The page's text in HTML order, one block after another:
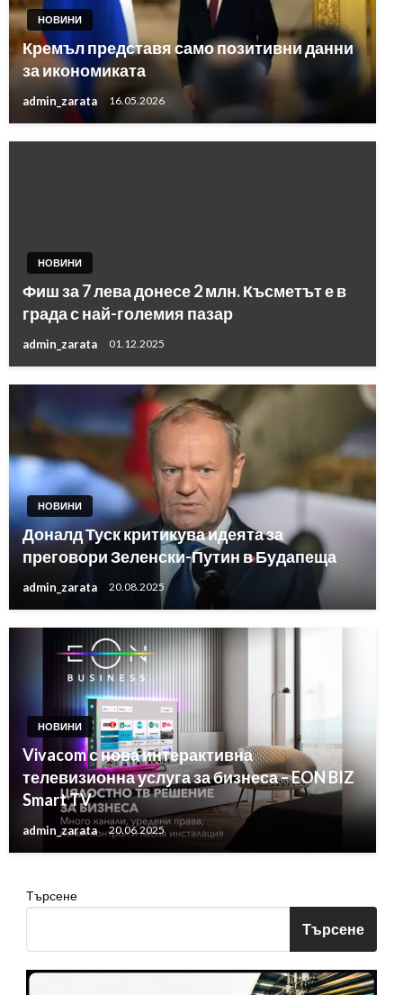
НОВИНИ
Кремъл представя само позитивни данни
за икономиката
admin_zarata 16.05.2026
НОВИНИ
Фиш за 7 лева донесе 2 млн. Късметът е в
града с най-големия пазар
admin_zarata 01.12.2025
НОВИНИ
Доналд Туск критикува идеята за
преговори Зеленски-Путин в Будапеща
admin_zarata 20.08.2025
НОВИНИ
Vivacom с нова интерактивна
телевизионна услуга за бизнеса – EON BIZ
Smart TV
admin_zarata 20.06.2025
Търсене
Търсене